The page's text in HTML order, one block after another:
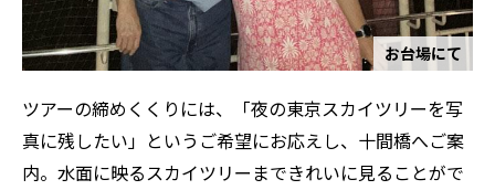
お台場にて
ツアーの締めくくりには、「夜の東京スカイツリーを写
真に残したい」というご希望にお応えし、十間橋へご案
内。水面に映るスカイツリーまできれいに見ることがで